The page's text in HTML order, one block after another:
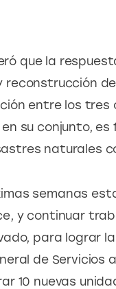
que la
reconstrucción
entre los
su conjunto,
naturales
semanas
y continuar
para lograr
de Servicios
10 nuevas